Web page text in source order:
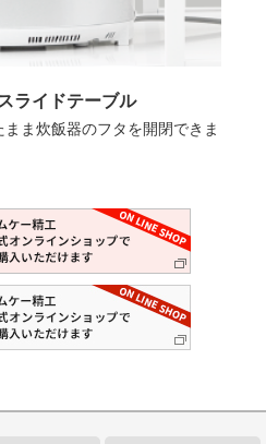
ライドテーブル
ま炊飯器のフタを開閉できま